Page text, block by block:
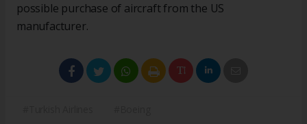
possible purchase of aircraft from the US
manufacturer.